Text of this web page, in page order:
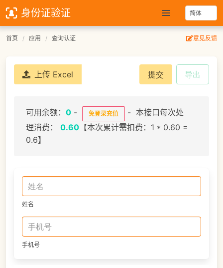
身份证验证
首页 应用 查询认证 意见反馈
上传 Excel 提交 导出
可用余额： 0 - 免登录充值
- 本接口每次处
理消费： 0.60 【本次累计需扣费：1 * 0.60 =
0.6】
姓名
手机号